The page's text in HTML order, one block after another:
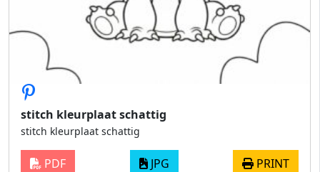
stitch kleurplaat schattig
stitch kleurplaat schattig
PDF JPG PRINT